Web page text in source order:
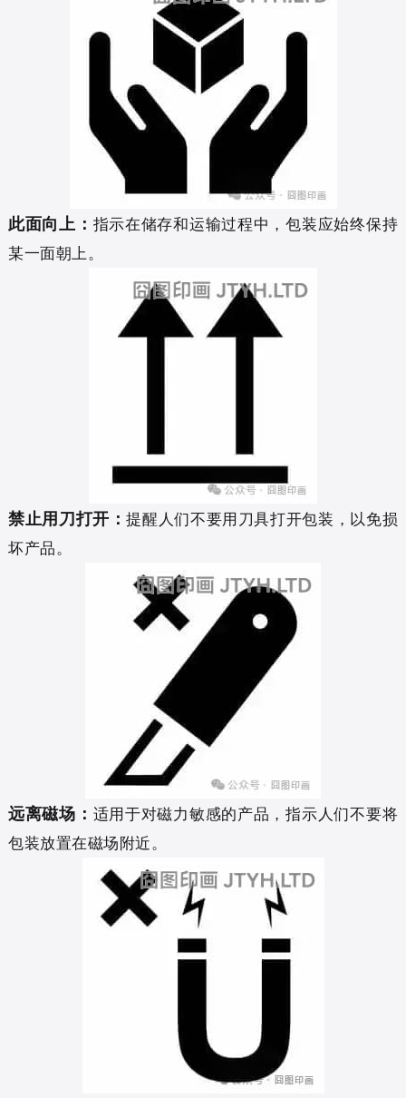
此面向上： 指示在储存和运输过程中，包装应始终保持
某一面朝上。
禁止用刀打开：提醒人们不要用刀具打开包装，以免损
坏产品。
远离磁场： 适用于对磁力敏感的产品，指示人们不要将
包装放置在磁场附近。